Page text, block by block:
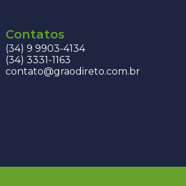
Contatos
(34) 9 9903-4134
(34) 3331-1163
contato@graodireto.com.br